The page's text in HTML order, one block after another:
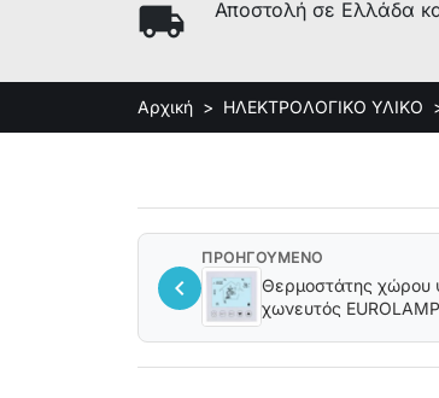
local_shipping Αποστολή σε Ελλάδα
Αρχική ΗΛΕΚΤΡΟΛΟΓΙΚΟ ΥΛΙΚΟ
chevron_left
ΠΡΟΗΓΟΥΜΕΝΟ
Θερμοστάτης χώρου
χωνευτός EUROLAMP